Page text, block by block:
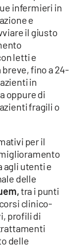
infermieri in
e
il giusto
letti e
fino a 24‐
in
oppure di
fragili o
per il
agli utenti e
delle
tra i punti
clinico‐
profili di
delle